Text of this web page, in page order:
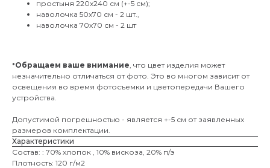
простыня 220х240 см (+-5 см);
наволочка 50х70 см - 2 шт.,
наволочка 70х70 см - 2 шт
*Обращаем ваше внимание , что цвет изделия может
незначительно отличаться от фото. Это во многом зависит от
освещения во время фотосъемки и цветопередачи Вашего
устройства.
Допустимой погрешностью - является +-5 см от заявленных
размеров комплектации.
Характеристики
Состав: : 70% хлопок , 10% вискоза, 20% п/э
Плотность: 120 г/м2